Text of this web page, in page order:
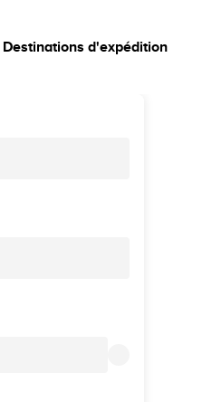
Destinations d'expédition